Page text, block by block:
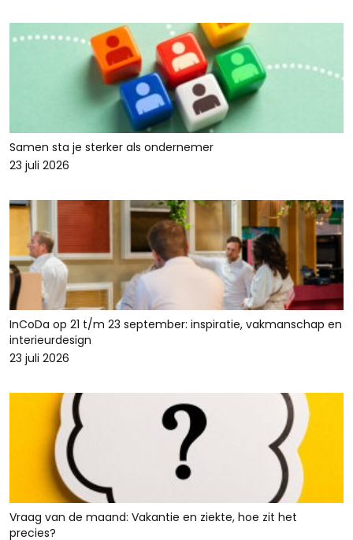
Samen sta je sterker als ondernemer
23 juli 2026
InCoDa op 21 t/m 23 september: inspiratie, vakmanschap en
interieurdesign
23 juli 2026
Vraag van de maand: Vakantie en ziekte, hoe zit het
precies?